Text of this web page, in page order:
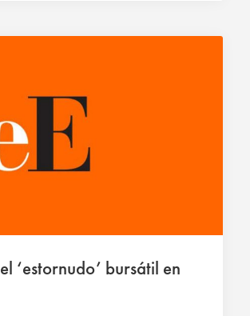
‘estornudo’ bursátil en